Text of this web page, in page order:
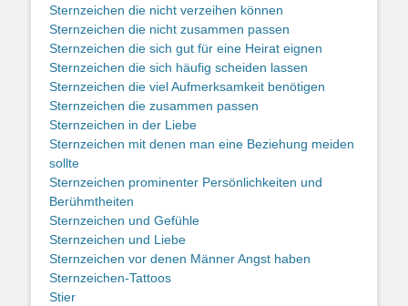
Sternzeichen die nicht verzeihen können
Sternzeichen die nicht zusammen passen
Sternzeichen die sich gut für eine Heirat eignen
Sternzeichen die sich häufig scheiden lassen
Sternzeichen die viel Aufmerksamkeit benötigen
Sternzeichen die zusammen passen
Sternzeichen in der Liebe
Sternzeichen mit denen man eine Beziehung meiden
sollte
Sternzeichen prominenter Persönlichkeiten und
Berühmtheiten
Sternzeichen und Gefühle
Sternzeichen und Liebe
Sternzeichen vor denen Männer Angst haben
Sternzeichen-Tattoos
Stier